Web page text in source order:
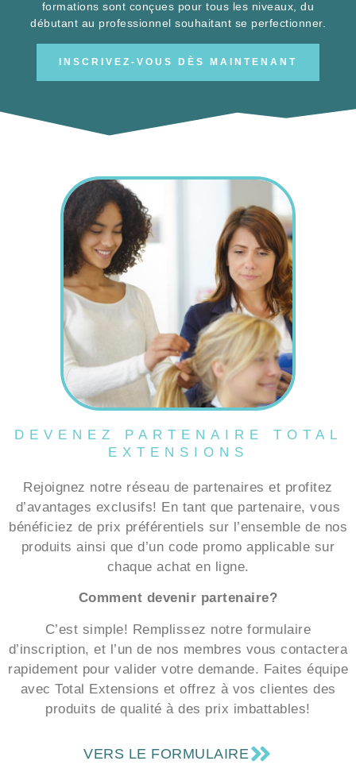
formations sont conçues pour tous les niveaux, du
débutant au professionnel souhaitant se perfectionner.
INSCRIVEZ-VOUS DÈS MAINTENANT
DEVENEZ PARTENAIRE TOTAL
EXTENSIONS
Rejoignez notre réseau de partenaires et profitez
d’avantages exclusifs! En tant que partenaire, vous
bénéficiez de prix préférentiels sur l’ensemble de nos
produits ainsi que d’un code promo applicable sur
chaque achat en ligne.
Comment devenir partenaire?
C’est simple! Remplissez notre formulaire
d’inscription, et l’un de nos membres vous contactera
rapidement pour valider votre demande. Faites équipe
avec Total Extensions et offrez à vos clientes des
produits de qualité à des prix imbattables!
VERS LE FORMULAIRE